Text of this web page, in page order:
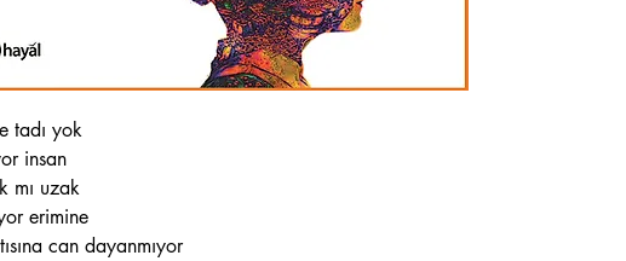
tadı yok
insan
mı uzak
erimine
can dayanmıyor